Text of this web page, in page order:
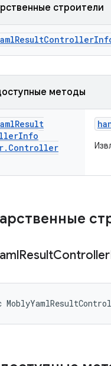
строители
ResultController
методы
Result
Info
. Controller
ResultController